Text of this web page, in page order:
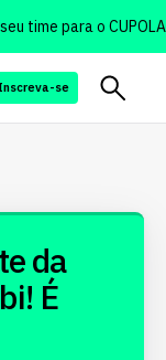
time para o
Inscreva-se
da
É